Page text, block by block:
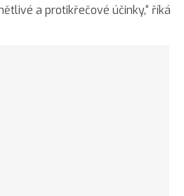
a protikřečové účinky,“ říká